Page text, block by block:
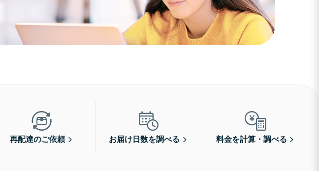
再配達のご依頼 お届け日数を調べる 料金を計算・調べる